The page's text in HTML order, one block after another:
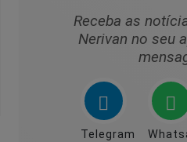
Receba as
Nerivan no seu
Telegram